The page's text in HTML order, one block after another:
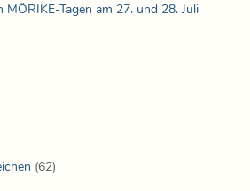
MÖRIKE-Tagen am 27. und 28. Juli
(62)